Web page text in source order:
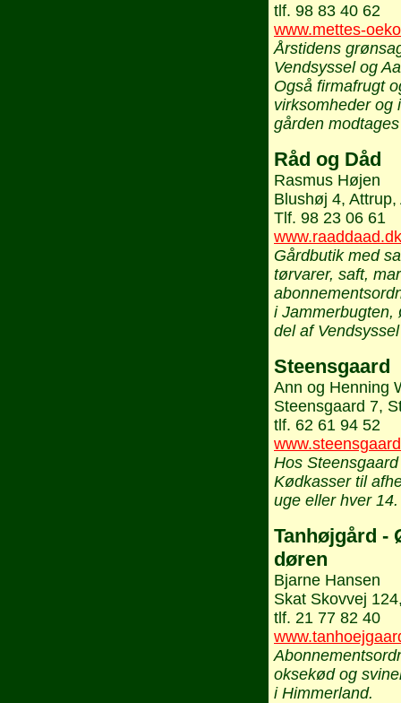
tlf. 98 83 40 62
www.mettes-
Årstidens
Vendsyssel og
Også firmafrugt
virksomheder og
gården
Råd og Dåd
Rasmus Højen
Blushøj 4,
Tlf. 98 23 06 61
www.raaddaad.dk
Gårdbutik med
tørvarer, saft,
i Jammerbugten,
del af Vendsyssel
Steensgaard
Ann og Henning
Steensgaard 7,
tlf. 62 61 94 52
Hos
Kødkasser til
uge eller hver
Tanhøjgård -
døren
Bjarne Hansen
Skat Skovvej
tlf. 21 77 82 40
oksekød og
i Himmerland.